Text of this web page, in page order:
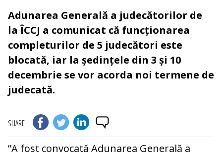
Adunarea Generală a judecătorilor de
la ÎCCJ a comunicat că funcționarea
completurilor de 5 judecători este
blocată, iar la ședințele din 3 și 10
decembrie se vor acorda noi termene de
judecată.
SHARE
”A fost convocată Adunarea Generală a